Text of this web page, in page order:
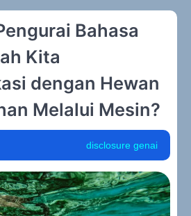
Bahasa
Kita
dengan Hewan
Melalui Mesin?
disclosure genai policy graph